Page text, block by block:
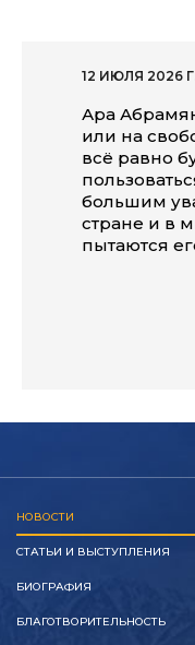
12 ИЮЛЯ 2026
Ара
или на
всё равно
большим
стране и в
пытаются
НОВОСТИ
СТАТЬИ И ВЫСТУПЛЕНИЯ
БИОГРАФИЯ
БЛАГОТВОРИТЕЛЬНОСТЬ